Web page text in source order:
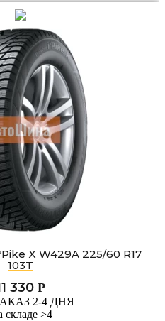
X W429A 225/60 R17
103T
330 Р
2-4 ДНЯ
складе >4